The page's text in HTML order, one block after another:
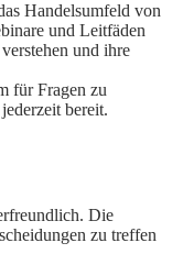
Handelsumfeld von
und Leitfäden
und ihre
für Fragen zu
bereit.
Die
zu treffen